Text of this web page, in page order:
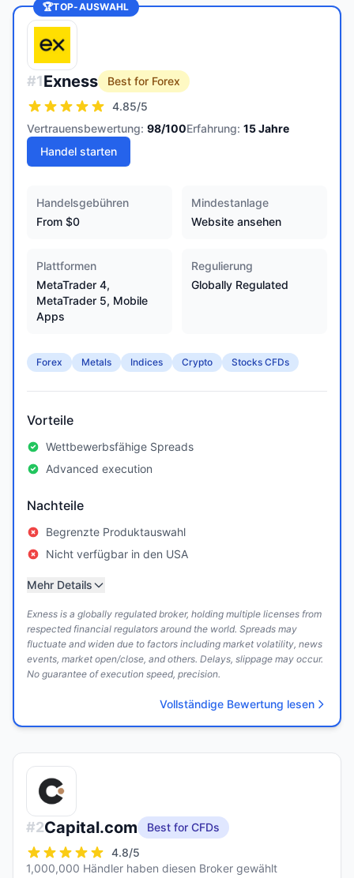
🏆TOP-AUSWAHL
#1Exness
Best for Forex
4.85/5
Vertrauensbewertung: 98/100Erfahrung: 15Jahre
Handel starten
Handelsgebühren
From $0
Mindestanlage
Website ansehen
Plattformen
MetaTrader 4,
MetaTrader 5, Mobile
Apps
Regulierung
Globally Regulated
Forex Metals Indices Crypto Stocks CFDs
Vorteile
Wettbewerbsfähige Spreads
Advanced execution
Nachteile
Begrenzte Produktauswahl
Nicht verfügbar in den USA
Mehr Details
Exness is a globally regulated broker, holding multiple licenses from
respected financial regulators around the world. Spreads may
fluctuate and widen due to factors including market volatility, news
events, market open/close, and others. Delays, slippage may occur.
No guarantee of execution speed, precision.
Vollständige Bewertung lesen
#2Capital.com
Best for CFDs
4.8/5
1,000,000 Händler haben diesen Broker gewählt